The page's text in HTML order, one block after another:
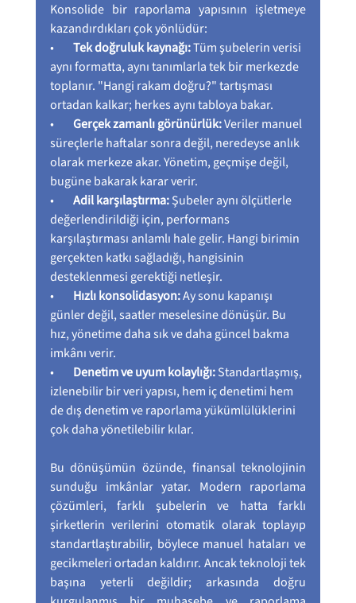
Konsolide bir raporlama yapısının işletmeye
kazandırdıkları çok yönlüdür:
• Tek doğruluk kaynağı: Tüm şubelerin verisi
aynı formatta, aynı tanımlarla tek bir merkezde
toplanır. "Hangi rakam doğru?" tartışması
ortadan kalkar; herkes aynı tabloya bakar.
• Gerçek zamanlı görünürlük: Veriler manuel
süreçlerle haftalar sonra değil, neredeyse anlık
olarak merkeze akar. Yönetim, geçmişe değil,
bugüne bakarak karar verir.
• Adil karşılaştırma: Şubeler aynı ölçütlerle
değerlendirildiği için, performans
karşılaştırması anlamlı hale gelir. Hangi birimin
gerçekten katkı sağladığı, hangisinin
desteklenmesi gerektiği netleşir.
• Hızlı konsolidasyon: Ay sonu kapanışı
günler değil, saatler meselesine dönüşür. Bu
hız, yönetime daha sık ve daha güncel bakma
imkânı verir.
• Denetim ve uyum kolaylığı: Standartlaşmış,
izlenebilir bir veri yapısı, hem iç denetimi hem
de dış denetim ve raporlama yükümlülüklerini
çok daha yönetilebilir kılar.
Bu dönüşümün özünde, finansal teknolojinin
sunduğu imkânlar yatar. Modern raporlama
çözümleri, farklı şubelerin ve hatta farklı
şirketlerin verilerini otomatik olarak toplayıp
standartlaştırabilir, böylece manuel hataları ve
gecikmeleri ortadan kaldırır. Ancak teknoloji tek
başına yeterli değildir; arkasında doğru